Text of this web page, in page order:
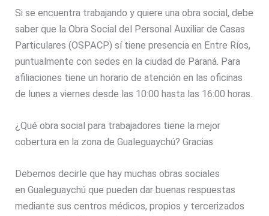
Si se encuentra trabajando y quiere una obra social, debe
saber que la Obra Social del Personal Auxiliar de Casas
Particulares (OSPACP) sí tiene presencia en Entre Ríos,
puntualmente con sedes en la ciudad de Paraná. Para
afiliaciones tiene un horario de atención en las oficinas
de lunes a viernes desde las 10:00 hasta las 16:00 horas.
¿Qué obra social para trabajadores tiene la mejor
cobertura en la zona de Gualeguaychú? Gracias
Debemos decirle que hay muchas obras sociales
en Gualeguaychú que pueden dar buenas respuestas
mediante sus centros médicos, propios y tercerizados